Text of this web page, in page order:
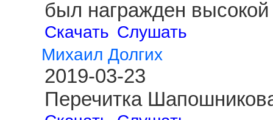
был награжден
Скачать Слушать
Михаил Долгих
2019-03-23
Перечитка